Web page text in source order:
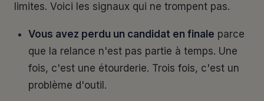
limites. Voici les signaux qui ne trompent pas.
Vous avez perdu un candidat en finale parce
que la relance n'est pas partie à temps. Une
fois, c'est une étourderie. Trois fois, c'est un
problème d'outil.